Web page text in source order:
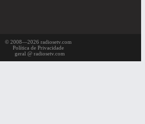
© 2008—2026 radiosetv.com
Política de Privacidade
geral @ radiosetv.com